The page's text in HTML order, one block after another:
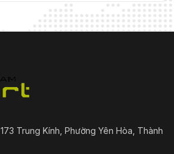
Trung Kính, Phường Yên Hòa, Thành